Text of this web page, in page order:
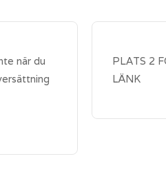
när du
PLATS 2
LÄNK